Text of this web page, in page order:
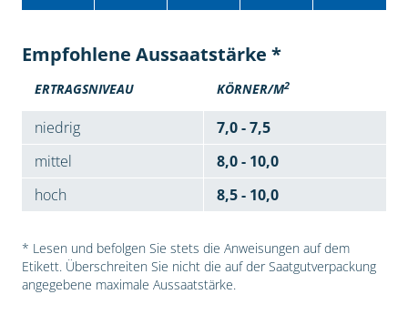
Empfohlene Aussaatstärke *
ERTRAGSNIVEAU KÖRNER/M2
niedrig
7,0 - 7,5
mittel
8,0 - 10,0
hoch
8,5 - 10,0
* Lesen und befolgen Sie stets die Anweisungen auf dem
Etikett. Überschreiten Sie nicht die auf der Saatgutverpackung
angegebene maximale Aussaatstärke.